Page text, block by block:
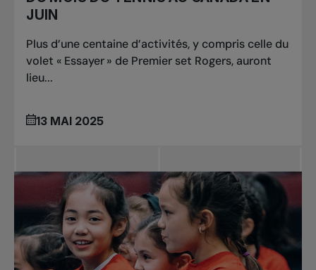
JUIN
Plus d’une centaine d’activités, y compris celle du
volet « Essayer » de Premier set Rogers, auront
lieu...
13 MAI 2025